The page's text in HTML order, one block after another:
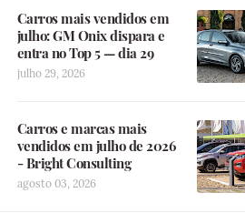
Carros mais vendidos em
julho: GM Onix dispara e
entra no Top 5 — dia 29
julho 29, 2026
Carros e marcas mais
vendidos em julho de 2026
- Bright Consulting
agosto 03, 2026